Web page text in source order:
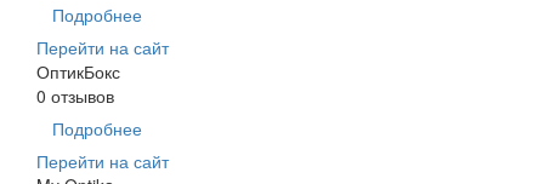
Подробнее
Перейти на сайт
ОптикБокс
0 отзывов
Подробнее
Перейти на сайт